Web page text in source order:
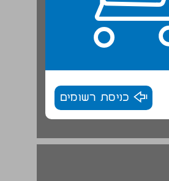
כניסת רשומים